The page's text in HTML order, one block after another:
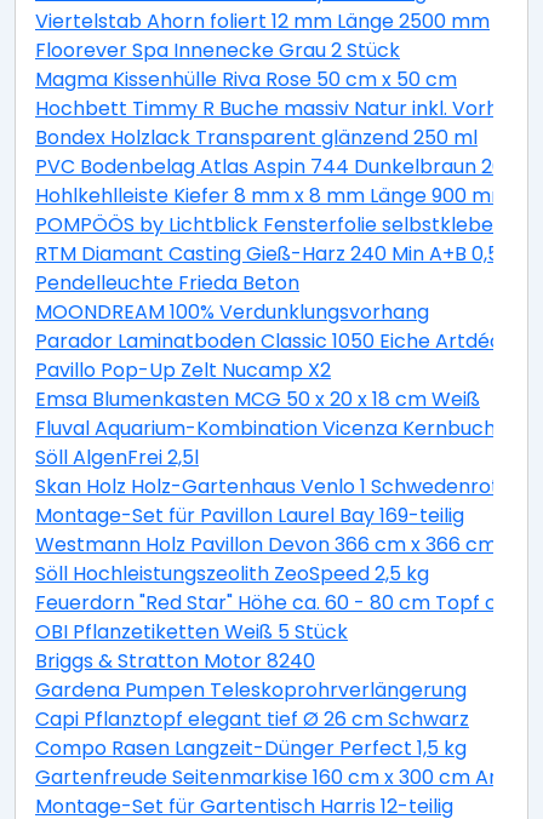
Viertelstab Ahorn foliert 12 mm Länge 2500 mm
Floorever Spa Innenecke Grau 2 Stück
Magma Kissenhülle Riva Rose 50 cm x 50 cm
Hochbett Timmy R Buche massiv Natur inkl.
Bondex Holzlack Transparent glänzend 250 ml
PVC Bodenbelag Atlas Aspin 744 Dunkelbraun 200
Hohlkehlleiste Kiefer 8 mm x 8 mm Länge 900 mm
POMPÖÖS by Lichtblick Fensterfolie selbstklebend
RTM Diamant Casting Gieß-Harz 240 Min A+B 0,5 kg
Pendelleuchte Frieda Beton
MOONDREAM 100% Verdunklungsvorhang
Parador Laminatboden Classic 1050 Eiche Artdéco
Pavillo Pop-Up Zelt Nucamp X2
Emsa Blumenkasten MCG 50 x 20 x 18 cm Weiß
Fluval Aquarium-Kombination Vicenza Kernbuche
Söll AlgenFrei 2,5l
Skan Holz Holz-Gartenhaus Venlo 1 Schwedenrot B x
Montage-Set für Pavillon Laurel Bay 169-teilig
Westmann Holz Pavillon Devon 366 cm x 366 cm
Söll Hochleistungszeolith ZeoSpeed 2,5 kg
Feuerdorn "Red Star" Höhe ca. 60 - 80 cm Topf ca. 2
OBI Pflanzetiketten Weiß 5 Stück
Briggs & Stratton Motor 8240
Gardena Pumpen Teleskoprohrverlängerung
Capi Pflanztopf elegant tief Ø 26 cm Schwarz
Compo Rasen Langzeit-Dünger Perfect 1,5 kg
Gartenfreude Seitenmarkise 160 cm x 300 cm
Montage-Set für Gartentisch Harris 12-teilig